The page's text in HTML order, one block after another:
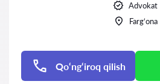
Advokat
Farg‘ona
Qo‘ng‘iroq qilish